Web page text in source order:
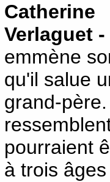
Catherine
Verlaguet -
emmène
qu'il salue
grand-
pourraient
à trois